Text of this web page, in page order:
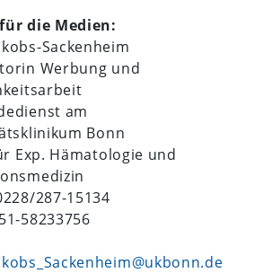
die Medien:
Sackenheim
Werbung und
am
Bonn
Exp. Hämatologie und
287-15134
58233756